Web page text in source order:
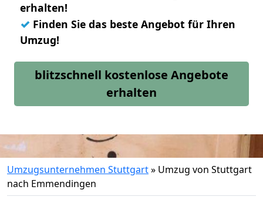
erhalten!
✓ Finden Sie das beste Angebot für Ihren
Umzug!
blitzschnell kostenlose Angebote
erhalten
Umzugsunternehmen Stuttgart» Umzug von Stuttgart
nach Emmendingen